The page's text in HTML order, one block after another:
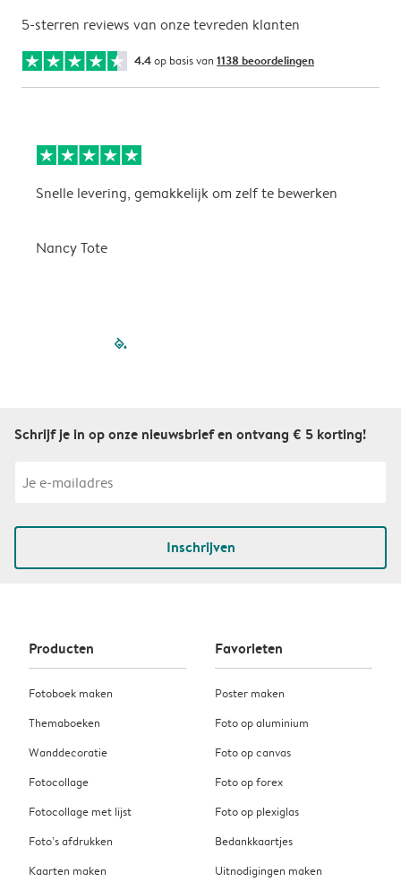
5-sterren reviews van onze tevreden klanten
4.4op basis van 1138 beoordelingen
Snelle levering, gemakkelijk om zelf te bewerken
Nancy Tote
filled-pagination
Schrijf je in op onze nieuwsbrief en ontvang € 5 korting!
Inschrijven
Producten
Fotoboek maken
Themaboeken
Wanddecoratie
Fotocollage
Fotocollage met lijst
Foto’s afdrukken
Kaarten maken
Favorieten
Poster maken
Foto op aluminium
Foto op canvas
Foto op forex
Foto op plexiglas
Bedankkaartjes
Uitnodigingen maken